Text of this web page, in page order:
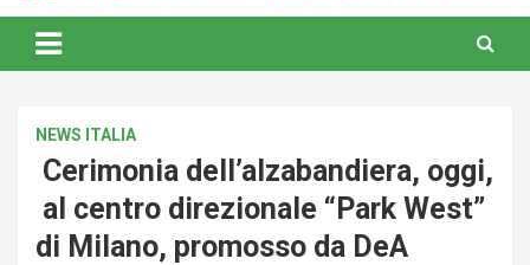
By Internews
internazionale
NEWS ITALIA
Cerimonia dell’alzabandiera, oggi,
al centro direzionale “Park West”
di Milano, promosso da DeA